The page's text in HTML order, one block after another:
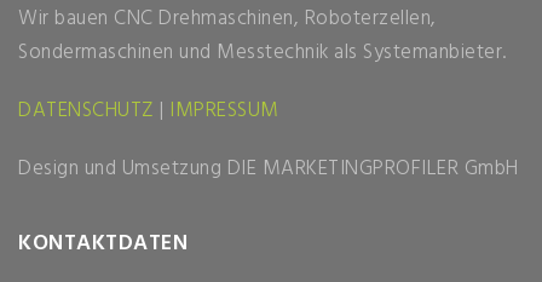
Wir bauen CNC Drehmaschinen, Roboterzellen,
Sondermaschinen und Messtechnik als Systemanbieter.
DATENSCHUTZ | IMPRESSUM
Design und Umsetzung DIE MARKETINGPROFILER GmbH
KONTAKTDATEN